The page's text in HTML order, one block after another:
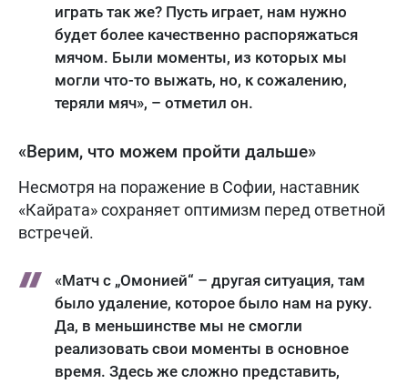
играть так же? Пусть играет, нам нужно
будет более качественно распоряжаться
мячом. Были моменты, из которых мы
могли что-то выжать, но, к сожалению,
теряли мяч», – отметил он.
«Верим, что можем пройти дальше»
Несмотря на поражение в Софии, наставник
«Кайрата» сохраняет оптимизм перед ответной
встречей.
«Матч с „Омонией“ – другая ситуация, там
было удаление, которое было нам на руку.
Да, в меньшинстве мы не смогли
реализовать свои моменты в основное
время. Здесь же сложно представить,